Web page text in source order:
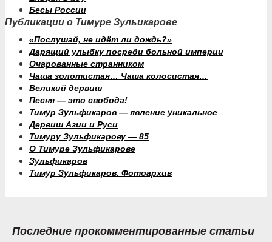
Бесы России
Публикации о Тимуре Зульикарове
«Послушай, не идёт ли дождь?»
Дарящий улыбку посреди больной империи
Очарованные странником
Чаша золотистая… Чаша колосистая…
Великий дервиш
Песня — это свобода!
Тимур Зульфикаров — явление уникальное
Дервиш Азии и Руси
Тимуру Зульфикарову — 85
О Тимуре Зульфикарове
Зульфикаров
Тимур Зульфикаров. Фотоархив
Последние прокомментированные статьи